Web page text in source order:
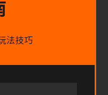
法技巧